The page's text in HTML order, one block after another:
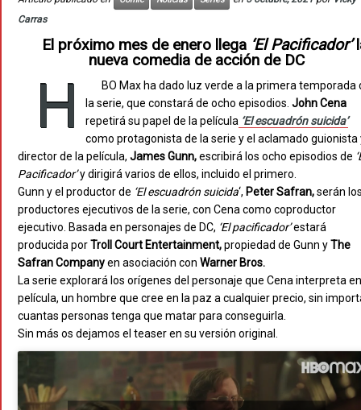
Carras
El próximo mes de enero llega ‘El Pacificador’
nueva comedia de acción de DC
H
BO Max ha dado luz verde a la primera temporada
la serie, que constará de ocho episodios. John Cena
repetirá su papel de la película ‘El escuadrón suicida’
como protagonista de la serie y el aclamado guionista
director de la película, James Gunn,escribirá los ocho episodios de
Pacificador’y dirigirá varios de ellos, incluido el primero.
Gunn y el productor de ‘El escuadrón suicida‘, Peter Safran,serán
productores ejecutivos de la serie, con Cena como coproductor
ejecutivo. Basada en personajes de DC, ‘El pacificador’estará
producida porTroll Court Entertainment,propiedad de Gunn yThe
Safran Companyen asociación con Warner Bros.
La serie explorará los orígenes del personaje que Cena interpreta
película, un hombre que cree en la paz a cualquier precio, sin
cuantas personas tenga que matar para conseguirla.
Sin más os dejamos el teaser en su versión original.